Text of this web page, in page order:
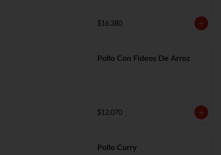
$16.380
Pollo Con Fideos De Arroz
$12.070
Pollo Curry